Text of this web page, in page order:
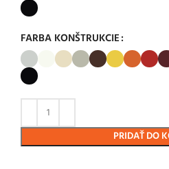
FARBA KONŠTRUKCIE
PRIDAŤ DO